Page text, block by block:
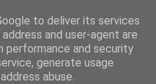
to deliver its services
and user-agent are
performance and security
generate usage
abuse.